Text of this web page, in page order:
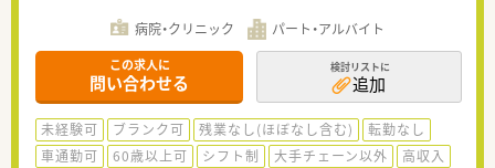
病院・クリニック パート・アルバイト
この求人に
問い合わせる
検討リストに
追加
未経験可 ブランク可 残業なし(ほぼなし含む)
転勤なし
車通勤可
60歳以上可 シフト制 大手チェーン以外
高収入